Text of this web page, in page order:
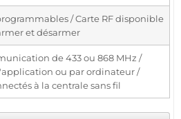
/ Carte RF disponible
et désarmer
de 433 ou 868 MHz /
ou par ordinateur /
à la centrale sans fil